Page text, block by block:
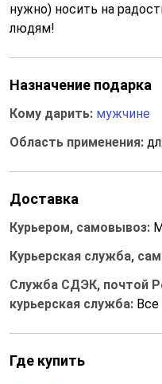
нужно) носить на
людям!
Назначение подарка
Кому дарить: мужчине
Область применения:
Доставка
Курьером, самовывоз:
Курьерская служба,
Служба СДЭК, почтой
курьерская служба: Все
Где купить